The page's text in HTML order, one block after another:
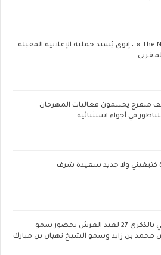
مع « The Next Ad » ، إنوي يُسند حملته الإعلانية المقبلة
من 45 ألف متفرج يختتمون فعاليات المهرجان
في أجواء استثنائية
كتبغيني ولا جديد سعيدة شرف
أبوظبي تحتفي بالذكرى 27 لعيد العرش بحضور سمو
محمد بن زايد وسمو الشيخ نهيان بن مبارك